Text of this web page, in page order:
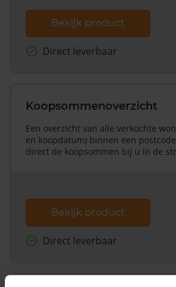
Bekijk product
Direct leverbaar
Koopsommenoverzicht
Een overzicht van alle verkochte
en koopdatum) binnen een
direct de koopsommen bij u in de
Bekijk product
Direct leverbaar